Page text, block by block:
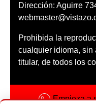
Dirección: Aguirre
Prohibida la
cualquier idioma, sin
titular, de todos los
Empieza a